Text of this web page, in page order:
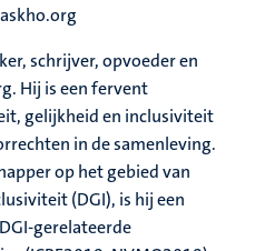
schrijver, opvoeder en
Hij is een fervent
gelijkheid en inclusiviteit
in de samenleving.
op het gebied van
(DGI), is hij een
gerelateerde